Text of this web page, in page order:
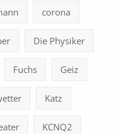
corona
Die Physiker
Fuchs Geiz
Katz
KCNQ2